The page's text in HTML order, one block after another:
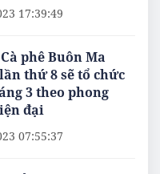
17:39:49
phê Buôn Ma
thứ 8 sẽ tổ chức
3 theo phong
đại
07:55:37